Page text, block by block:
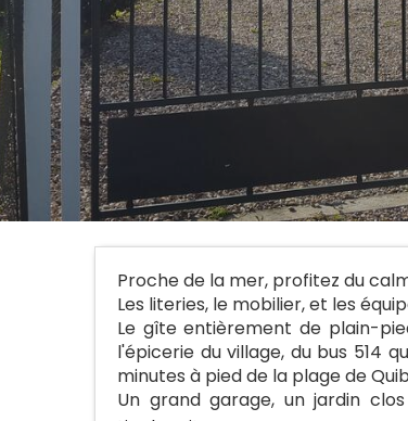
Proche de la mer, profitez du
Les literies, le mobilier, et les
Le gîte entièrement de plain-
l'épicerie du village, du bus 514
minutes à pied de la plage de
Un grand garage, un jardin